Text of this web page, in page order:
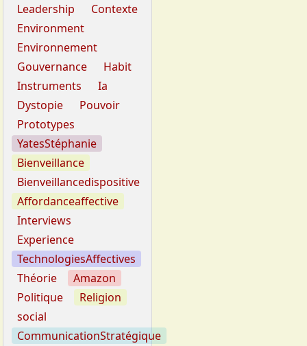
Leadership
Contexte
Environment
Environnement
Gouvernance
Habit
Instruments
Ia
Dystopie
Pouvoir
Prototypes
YatesStéphanie
Bienveillance
Bienveillancedispositive
Affordanceaffective
Interviews
Experience
TechnologiesAffectives
Théorie
Amazon
Politique
Religion
social
CommunicationStratégique